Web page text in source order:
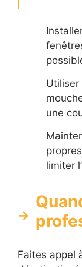
Utiliser
une
limiter
Faites appel